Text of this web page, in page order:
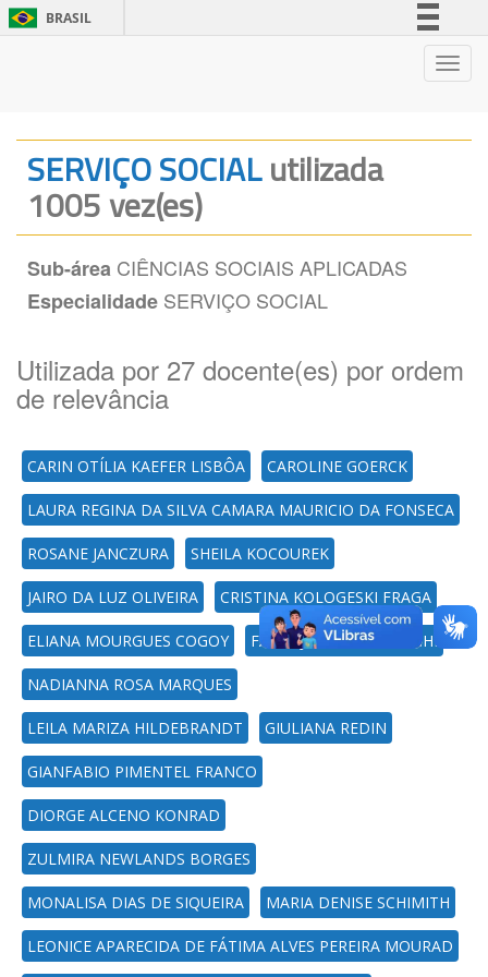
BRASIL
Legislação
SERVIÇO SOCIALutilizada
1005 vez(es)
Sub-área CIÊNCIAS SOCIAIS APLICADAS
Especialidade SERVIÇO SOCIAL
Utilizada por 27 docente(es) por ordem
de relevância
CARIN OTÍLIA KAEFER LISBÔA CAROLINE GOERCK
LAURA REGINA DA SILVA CAMARA MAURICIO DA FONSECA
ROSANE JANCZURA SHEILA KOCOUREK
JAIRO DA LUZ OLIVEIRA CRISTINA KOLOGESKI FRAGA
ELIANA MOURGUES COGOY FABIO JARDEL GAVIRAGHI
NADIANNA ROSA MARQUES
LEILA MARIZA HILDEBRANDT GIULIANA REDIN
GIANFABIO PIMENTEL FRANCO
DIORGE ALCENO KONRAD
ZULMIRA NEWLANDS BORGES
MONALISA DIAS DE SIQUEIRA MARIA DENISE SCHIMITH
LEONICE APARECIDA DE FÁTIMA ALVES PEREIRA MOURAD